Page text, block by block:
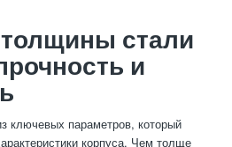
стали
и
ключевых параметров, который
корпуса. Чем толще